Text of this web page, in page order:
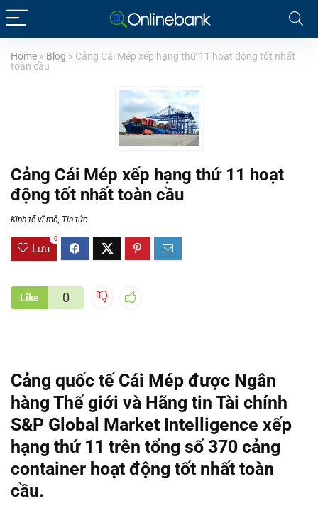
Home » Blog » Cảng Cái Mép xếp hạng thứ 11 hoạt động tốt nhất
toàn cầu
Cảng Cái Mép xếp hạng thứ 11 hoạt
động tốt nhất toàn cầu
Kinh tế vĩ mô, Tin tức
Lưu
0
Like 0
Cảng quốc tế Cái Mép được Ngân
hàng Thế giới và Hãng tin Tài chính
S&P Global Market Intelligence xếp
hạng thứ 11 trên tổng số 370 cảng
container hoạt động tốt nhất toàn
cầu.